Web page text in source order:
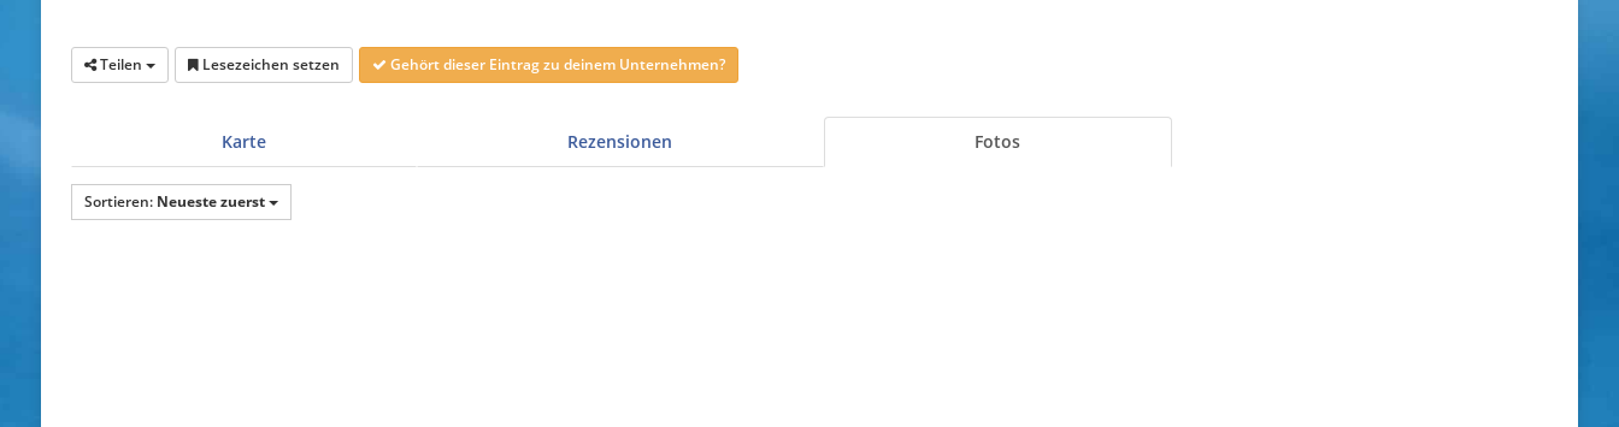
Teilen Lesezeichen setzen Gehört dieser Eintrag zu deinem Unternehmen?
Karte Rezensionen Fotos
Sortieren: Neueste zuerst